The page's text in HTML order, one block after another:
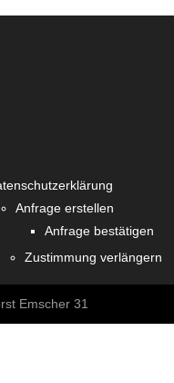
Anfrage erstellen
Anfrage bestätigen
Zustimmung verlängern
Emscher 31